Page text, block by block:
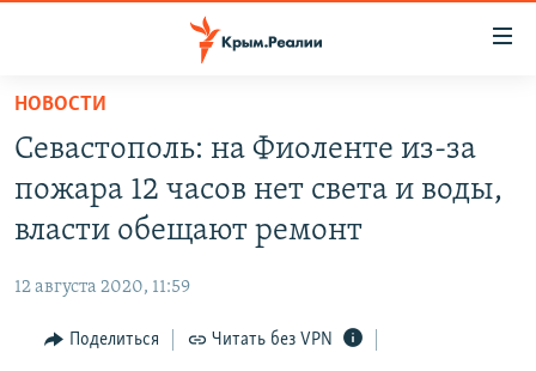
Вернуться
основному
содержанию
главной
навигации
Вернутся
11 ЛЕТ ОККУПАЦИИ КРЫМА. 11 ИСТОРИЙ СОПРОТИВЛЕНИЯ
ЕЩЕ
ИНТЕРАКТИВ
РАДІО СВОБОДА
НОВОСТИ
Севастополь: на Фиоленте из-за
пожара 12 часов нет света и воды,
власти обещают ремонт
12 августа 2020, 11:59
Поделиться Читать без VPN